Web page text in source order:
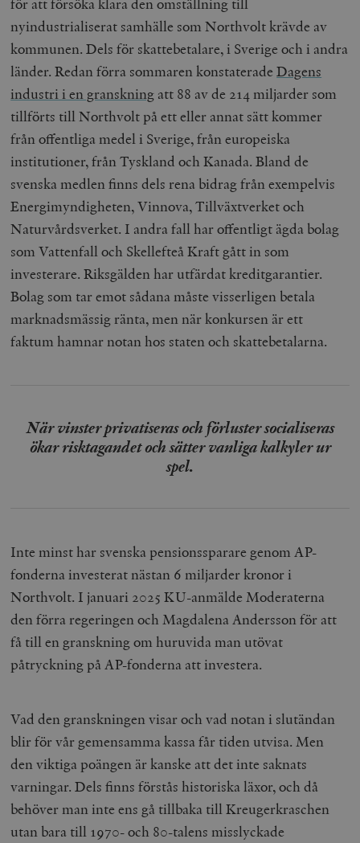
nyindustrialiserat samhälle som Northvolt krävde av
kommunen. Dels för skattebetalare, i Sverige och i andra
länder. Redan förra sommaren konstateradeDagens
industri i en granskning att 88 av de 214 miljarder som
tillförts till Northvolt på ett eller annat sätt kommer
från offentliga medel i Sverige, från europeiska
institutioner, från Tyskland och Kanada. Bland de
svenska medlen finns dels rena bidrag från exempelvis
Energimyndigheten, Vinnova, Tillväxtverket och
Naturvårdsverket. I andra fall har offentligt ägda bolag
som Vattenfall och Skellefteå Kraft gått in som
investerare. Riksgälden har utfärdat kreditgarantier.
Bolag som tar emot sådana måste visserligen betala
marknadsmässig ränta, men när konkursen är ett
faktum hamnar notan hos staten och skattebetalarna.
När vinster privatiseras och förluster socialiseras
ökar risktagandet och sätter vanliga kalkyler ur
spel.
Inte minst har svenska pensionssparare genom AP-
fonderna investerat nästan 6 miljarder kronor i
Northvolt. I januari 2025 KU-anmälde Moderaterna
den förra regeringen och Magdalena Andersson för att
få till en granskning om huruvida man utövat
påtryckning på AP-fonderna att investera.
Vad den granskningen visar och vad notan i slutändan
blir för vår gemensamma kassa får tiden utvisa. Men
den viktiga poängen är kanske att det inte saknats
varningar. Dels finns förstås historiska läxor, och då
behöver man inte ens gå tillbaka till Kreugerkraschen
utan bara till 1970- och 80-talens misslyckade